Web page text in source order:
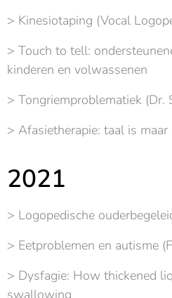
> Kinesiotaping (Vocal
> Touch to tell:
kinderen en volwassenen
> Tongriemproblematiek (Dr.
> Afasietherapie: taal is
2021
> Logopedische
> Eetproblemen en autisme
> Dysfagie: How thickened